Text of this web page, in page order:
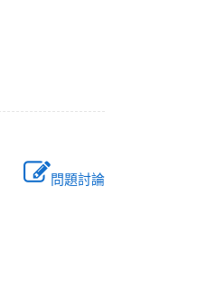
問題討論